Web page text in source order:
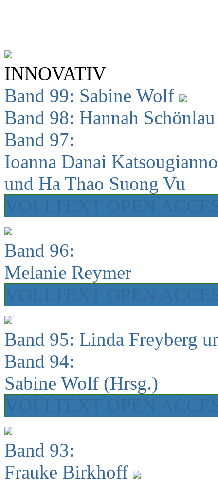
INNOVATIV
Band 99: Sabine Wolf
Band 98: Hannah
Band 97:
Ioanna Danai
und Ha Thao Suong Vu
Band 96:
Melanie Reymer
Band 95: Linda Freyberg
Band 94:
Sabine Wolf (Hrsg.)
Band 93:
Frauke Birkhoff